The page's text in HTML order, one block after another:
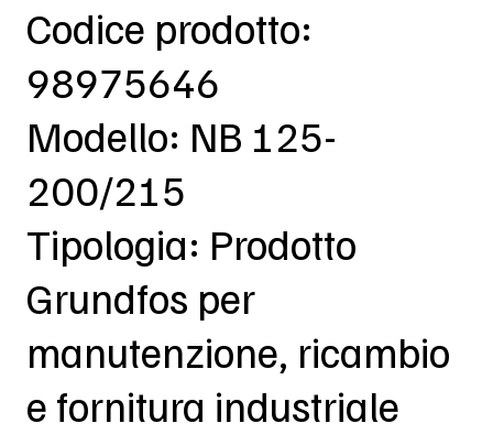
Codice prodotto:
98975646
Modello: NB 125-
200/215
Tipologia: Prodotto
Grundfos per
manutenzione, ricambio
e fornitura industriale